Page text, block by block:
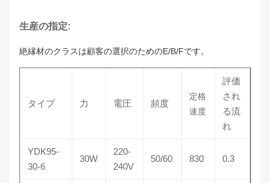
生産の指定:
絶縁材のクラスは顧客の選択のためのE/B/Fです。
タイプ 力 電圧 頻度
定格
速度
評価
され
る流
れ
YDK95-
30-6
30W
220-
240V
50/60 830 0.3